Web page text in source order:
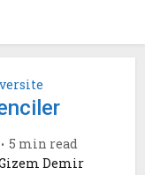
5 min read
Demir